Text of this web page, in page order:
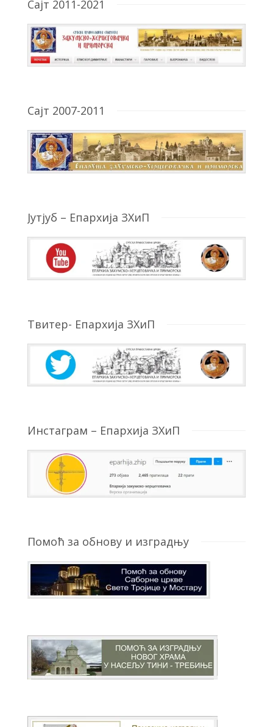
Сајт 2011-2021
Сајт 2007-2011
Јутјуб – Епархија ЗХиП
Твитер- Епархија ЗХиП
Инстаграм – Епархија ЗХиП
Помоћ за обнову и изградњу